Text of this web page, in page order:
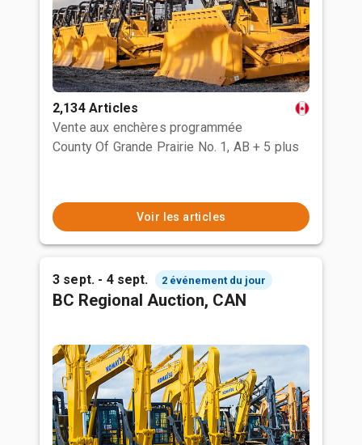
2,134 Articles
Vente aux enchères programmée
County Of Grande Prairie No. 1, AB + 5 plus
Voir les articles
3 sept. - 4 sept. 2 événement du jour
BC Regional Auction, CAN